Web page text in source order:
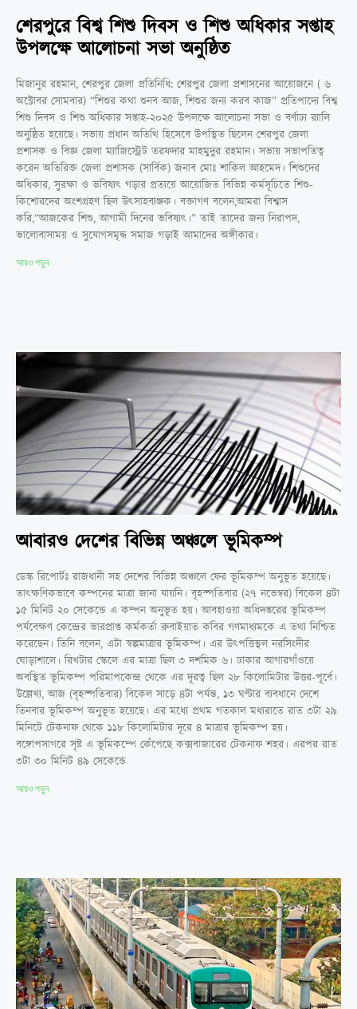
শেরপুরে বিশ্ব শিশু দিবস ও শিশু অধিকার সপ্তাহ
উপলক্ষে আলোচনা সভা অনুষ্ঠিত
মিজানুর রহমান, শেরপুর জেলা প্রতিনিধি: শেরপুর জেলা প্রশাসনের আয়োজনে ( ৬
অক্টোবর সোমবার) “শিশুর কথা শুনব আজ, শিশুর জন্য করব কাজ” প্রতিপাদ্যে বিশ্ব
শিশু দিবস ও শিশু অধিকার সপ্তাহ-২০২৫ উপলক্ষে আলোচনা সভা ও বর্ণাঢ্য র‍্যালি
অনুষ্ঠিত হয়েছে। সভায় প্রধান অতিথি হিসেবে উপস্থিত ছিলেন শেরপুর জেলা
প্রশাসক ও বিজ্ঞ জেলা ম্যাজিস্ট্রেট তরফদার মাহমুদুর রহমান। সভায় সভাপতিত্ব
করেন অতিরিক্ত জেলা প্রশাসক (সার্বিক) জনাব মোঃ শাকিল আহমেদ। শিশুদের
অধিকার, সুরক্ষা ও ভবিষ্যৎ গড়ার প্রত্যয়ে আয়োজিত বিভিন্ন কর্মসূচিতে শিশু-
কিশোরদের অংশগ্রহণ ছিল উৎসাহব্যঞ্জক। বক্তাগণ বলেন,আমরা বিশ্বাস
করি,“আজকের শিশু, আগামী দিনের ভবিষ্যৎ।” তাই তাদের জন্য নিরাপদ,
ভালোবাসাময় ও সুযোগসমৃদ্ধ সমাজ গড়াই আমাদের অঙ্গীকার।
আরও পড়ুন
আবারও দেশের বিভিন্ন অঞ্চলে ভূমিকম্প
ডেস্ক রিপোর্টঃ রাজধানী সহ দেশের বিভিন্ন অঞ্চলে ফের ভূমিকম্প অনুভূত হয়েছে।
তাৎক্ষণিকভাবে কম্পনের মাত্রা জানা যায়নি। বৃহস্পতিবার (২৭ নভেম্বর) বিকেল ৪টা
১৫ মিনিট ২০ সেকেন্ডে এ কম্পন অনুভূত হয়। আবহাওয়া অধিদপ্তরের ভূমিকম্প
পর্যবেক্ষণ কেন্দ্রের ভারপ্রাপ্ত কর্মকর্তা রুবাইয়াত কবির গণমাধ্যমকে এ তথ্য নিশ্চিত
করেছেন। তিনি বলেন, এটা স্বল্পমাত্রার ভূমিকম্প। এর উৎপত্তিস্থল নরসিংদীর
ঘোড়াশালে। রিখটার স্কেলে এর মাত্রা ছিল ৩ দশমিক ৬। ঢাকার আগারগাঁওয়ে
অবস্থিত ভূমিকম্প পরিমাপকেন্দ্র থেকে এর দূরত্ব ছিল ২৮ কিলোমিটার উত্তর-পূর্বে।
উল্লেখ্য, আজ (বৃহস্পতিবার) বিকেল সাড়ে ৪টা পর্যন্ত, ১৩ ঘণ্টার ব্যবধানে দেশে
তিনবার ভূমিকম্প অনুভূত হয়েছে। এর মধ্যে প্রথম গতকাল মধ্যরাতে রাত ৩টা ২৯
মিনিটে টেকনাফ থেকে ১১৮ কিলোমিটার দূরে ৪ মাত্রার ভূমিকম্প হয়।
বঙ্গোপসাগরে সৃষ্ট এ ভূমিকম্পে কেঁপেছে কক্সবাজারের টেকনাফ শহর। এরপর রাত
৩টা ৩০ মিনিট ৪৯ সেকেন্ডে
আরও পড়ুন